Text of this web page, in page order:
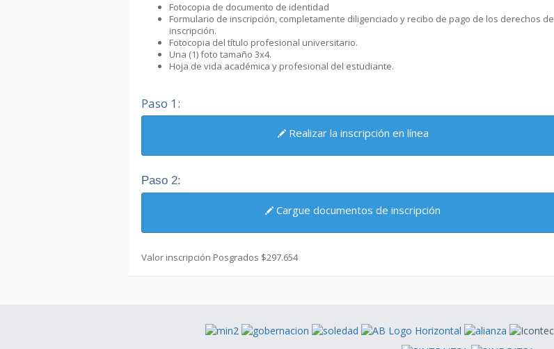
Fotocopia de documento de identidad
Formulario de inscripción, completamente diligenciado y recibo de pago de los derechos de
inscripción.
Fotocopia del título profesional universitario.
Una (1) foto tamaño 3x4.
Hoja de vida académica y profesional del estudiante.
Paso 1:
Realizar la inscripción en línea
Paso 2:
Cargue documentos de inscripción
Valor inscripción Posgrados $297.654